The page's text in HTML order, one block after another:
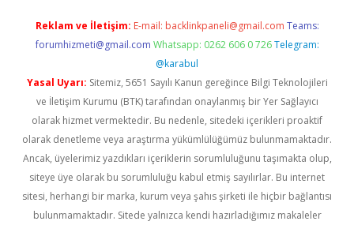
Reklam ve İletişim: E-mail: backlinkpaneli@gmail.com Teams:
forumhizmeti@gmail.com Whatsapp: 0262 606 0 726 Telegram:
@karabul
Yasal Uyarı: Sitemiz, 5651 Sayılı Kanun gereğince Bilgi Teknolojileri
ve İletişim Kurumu (BTK) tarafından onaylanmış bir Yer Sağlayıcı
olarak hizmet vermektedir. Bu nedenle, sitedeki içerikleri proaktif
olarak denetleme veya araştırma yükümlülüğümüz bulunmamaktadır.
Ancak, üyelerimiz yazdıkları içeriklerin sorumluluğunu taşımakta olup,
siteye üye olarak bu sorumluluğu kabul etmiş sayılırlar. Bu internet
sitesi, herhangi bir marka, kurum veya şahıs şirketi ile hiçbir bağlantısı
bulunmamaktadır. Sitede yalnızca kendi hazırladığımız makaleler